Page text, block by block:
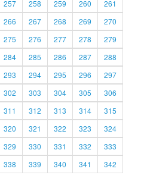
257 258 259 260
261
266 267 268 269
270
275 276 277 278
279
284 285 286 287
288
293 294 295 296
297
302 303 304 305
306
311 312 313 314
315
320 321 322 323
324
329 330 331 332
333
338 339 340 341 342